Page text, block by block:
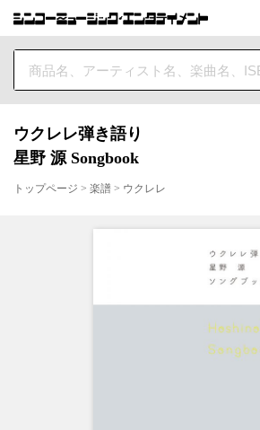
ウクレレ弾き語り
星野 源 Songbook
トップページ > 楽譜 > ウクレレ